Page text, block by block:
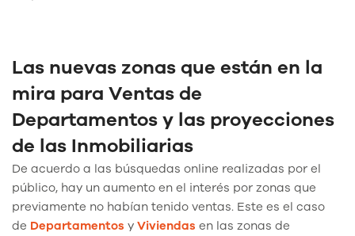
Las nuevas zonas que están en la
mira para Ventas de
Departamentos y las proyecciones
de las Inmobiliarias
De acuerdo a las búsquedas online realizadas por el
público, hay un aumento en el interés por zonas que
previamente no habían tenido ventas. Este es el caso
de Departamentos y Viviendas en las zonas de